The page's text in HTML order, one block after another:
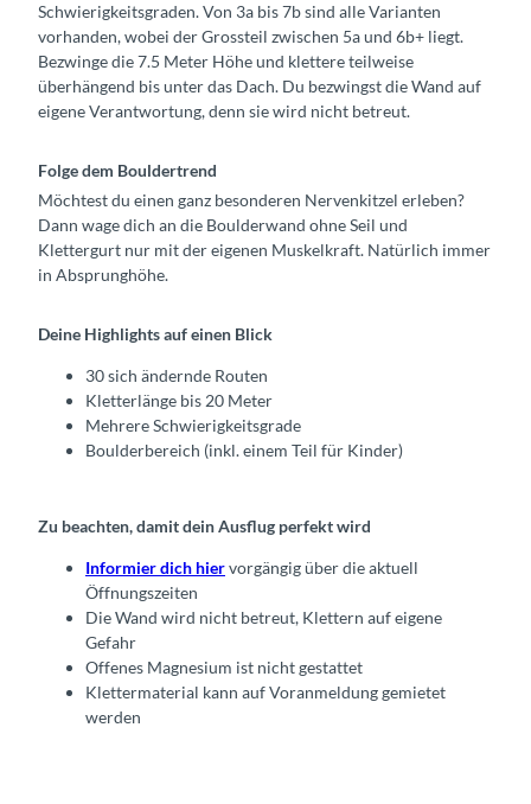
Schwierigkeitsgraden. Von 3a bis 7b sind alle Varianten
vorhanden, wobei der Grossteil zwischen 5a und 6b+ liegt.
Bezwinge die 7.5 Meter Höhe und klettere teilweise
überhängend bis unter das Dach. Du bezwingst die Wand auf
eigene Verantwortung, denn sie wird nicht betreut.
Folge dem Bouldertrend
Möchtest du einen ganz besonderen Nervenkitzel erleben?
Dann wage dich an die Boulderwand ohne Seil und
Klettergurt nur mit der eigenen Muskelkraft. Natürlich immer
in Absprunghöhe.
Deine Highlights auf einen Blick
30 sich ändernde Routen
Kletterlänge bis 20 Meter
Mehrere Schwierigkeitsgrade
Boulderbereich (inkl. einem Teil für Kinder)
Zu beachten, damit dein Ausflug perfekt wird
Informier dich hiervorgängig über die aktuell
Öffnungszeiten
Die Wand wird nicht betreut, Klettern auf eigene
Gefahr
Offenes Magnesium ist nicht gestattet
Klettermaterial kann auf Voranmeldung gemietet
werden